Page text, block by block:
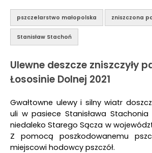
pszczelarstwo małopolska zniszczona
Stanisław Stachoń
Ulewne deszcze zniszczyły
Łososinie Dolnej 2021
Gwałtowne ulewy i silny wiatr
uli w pasiece Stanisława Stachonia
niedaleko Starego Sącza w
Z pomocą poszkodowanemu
miejscowi hodowcy pszczół.